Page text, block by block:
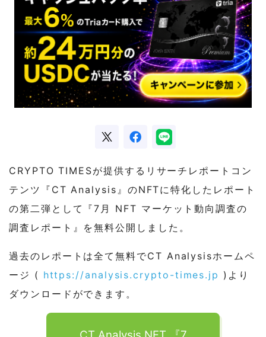
CRYPTO TIMESが提供するリサーチレポートコン
テンツ『CT Analysis』のNFTに特化したレポート
の第二弾として『7月 NFT マーケット動向調査の
調査レポート』を無料公開しました。
過去のレポートは全て無料でCT Analysisホームペ
ージ ( https://analysis.crypto-times.jp )より
ダウンロードができます。